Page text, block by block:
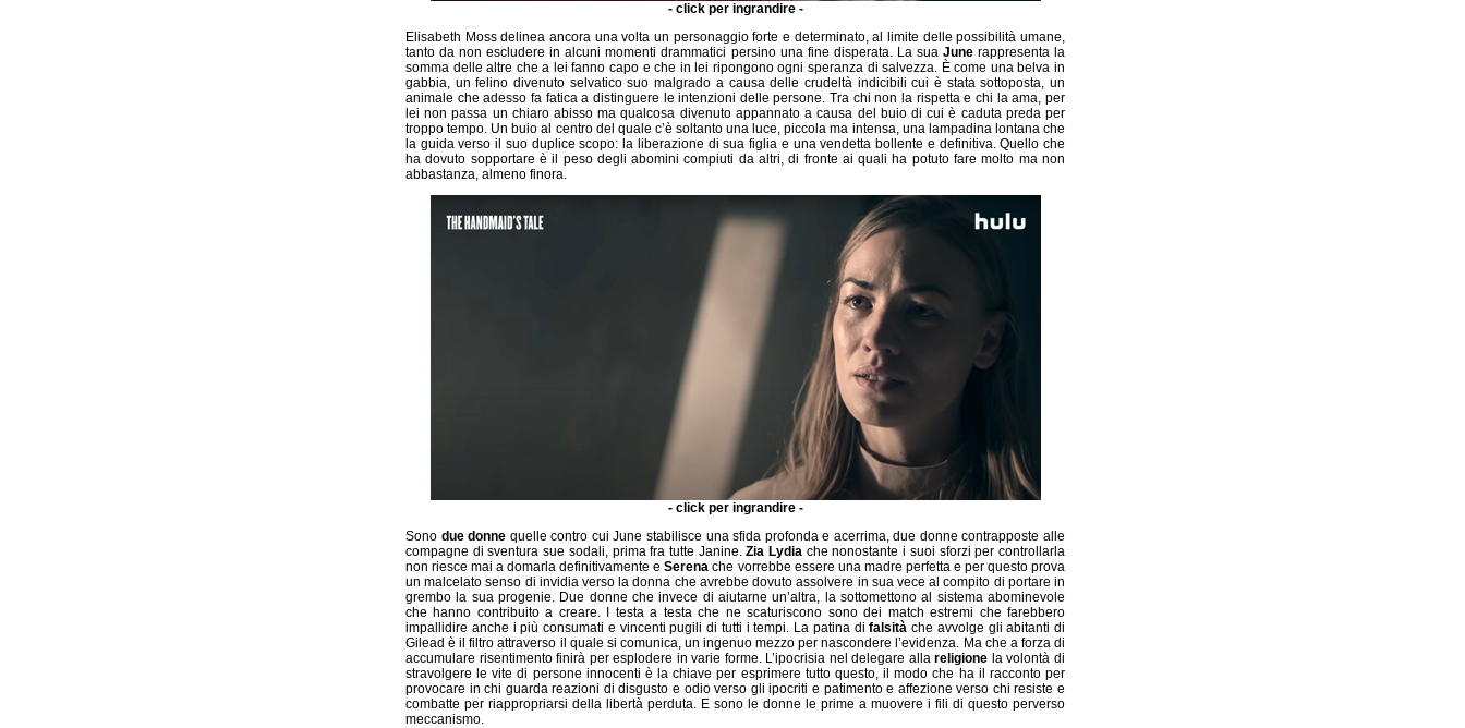
- click per ingrandire -
Elisabeth Moss delinea ancora una volta un personaggio forte e determinato, al limite delle possibilità umane,
tanto da non escludere in alcuni momenti drammatici persino una fine disperata. La sua Junerappresenta la
somma delle altre che a lei fanno capo e che in lei ripongono ogni speranza di salvezza. È come una belva in
gabbia, un felino divenuto selvatico suo malgrado a causa delle crudeltà indicibili cui è stata sottoposta, un
animale che adesso fa fatica a distinguere le intenzioni delle persone. Tra chi non la rispetta e chi la ama, per
lei non passa un chiaro abisso ma qualcosa divenuto appannato a causa del buio di cui è caduta preda per
troppo tempo. Un buio al centro del quale c’è soltanto una luce, piccola ma intensa, una lampadina lontana che
la guida verso il suo duplice scopo: la liberazione di sua figlia e una vendetta bollente e definitiva. Quello che
ha dovuto sopportare è il peso degli abomini compiuti da altri, di fronte ai quali ha potuto fare molto ma non
abbastanza, almeno finora.
- click per ingrandire -
Sono due donne quelle contro cui June stabilisce una sfida profonda e acerrima, due donne contrapposte alle
compagne di sventura sue sodali, prima fra tutte Janine.Zia Lydia che nonostante i suoi sforzi per controllarla
non riesce mai a domarla definitivamente eSerena che vorrebbe essere una madre perfetta e per questo prova
un malcelato senso di invidia verso la donna che avrebbe dovuto assolvere in sua vece al compito di portare in
grembo la sua progenie. Due donne che invece di aiutarne un’altra, la sottomettono al sistema abominevole
che hanno contribuito a creare. I testa a testa che ne scaturiscono sono dei match estremi che farebbero
impallidire anche i più consumati e vincenti pugili di tutti i tempi. La patina difalsità che avvolge gli abitanti di
Gilead è il filtro attraverso il quale si comunica, un ingenuo mezzo per nascondere l’evidenza. Ma che a forza di
accumulare risentimento finirà per esplodere in varie forme. L’ipocrisia nel delegare allareligione la volontà di
stravolgere le vite di persone innocenti è la chiave per esprimere tutto questo, il modo che ha il racconto per
provocare in chi guarda reazioni di disgusto e odio verso gli ipocriti e patimento e affezione verso chi resiste e
combatte per riappropriarsi della libertà perduta. E sono le donne le prime a muovere i fili di questo perverso
meccanismo.